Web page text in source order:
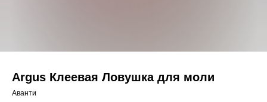
Argus Клеевая Ловушка для моли
Аванти